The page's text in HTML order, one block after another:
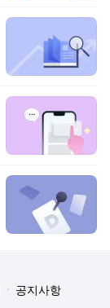
공지사항